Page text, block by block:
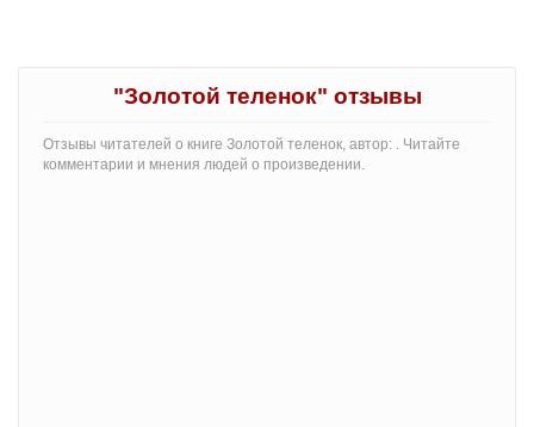
"Золотой теленок" отзывы
Отзывы читателей о книге Золотой теленок, автор: . Читайте
комментарии и мнения людей о произведении.